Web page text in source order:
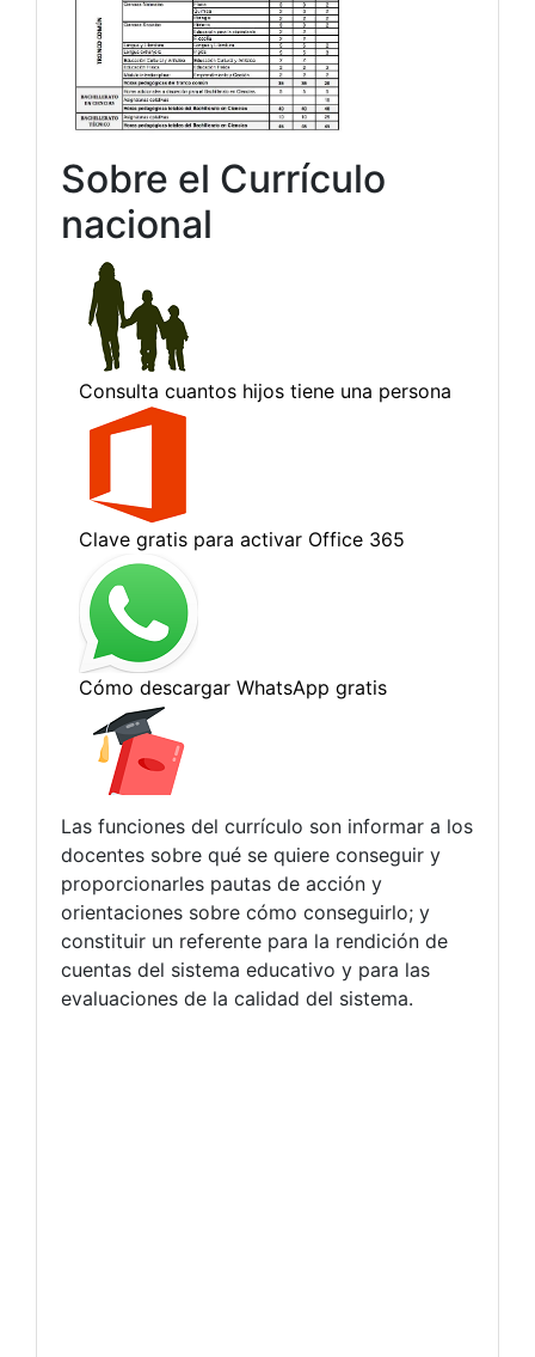
Sobre el Currículo
nacional
Las funciones del currículo son informar a los
docentes sobre qué se quiere conseguir y
proporcionarles pautas de acción y
orientaciones sobre cómo conseguirlo; y
constituir un referente para la rendición de
cuentas del sistema educativo y para las
evaluaciones de la calidad del sistema.